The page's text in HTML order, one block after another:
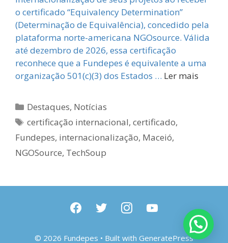
o certificado “Equivalency Determination”
(Determinação de Equivalência), concedido pela
plataforma norte-americana NGOsource. Válida
até dezembro de 2026, essa certificação
reconhece que a Fundepes é equivalente a uma
organização 501(c)(3) dos Estados … Ler mais
Categorias
Destaques, Notícias
Tags
certificação internacional,certificado,
Fundepes, internacionalização, Maceió,
NGOSource, TechSoup
facebooktwitter instagramyoutube
© 2026 Fundepes • Built with GeneratePress